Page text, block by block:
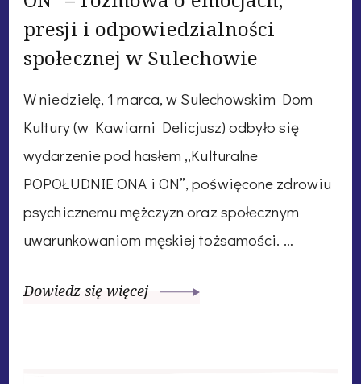
presji i odpowiedzialności
społecznej w Sulechowie
W niedzielę, 1 marca, w Sulechowskim Dom
Kultury (w Kawiarni Delicjusz) odbyło się
wydarzenie pod hasłem „Kulturalne
POPOŁUDNIE ONA i ON”, poświęcone zdrowiu
psychicznemu mężczyzn oraz społecznym
uwarunkowaniom męskiej tożsamości. …
Dowiedz się więcej